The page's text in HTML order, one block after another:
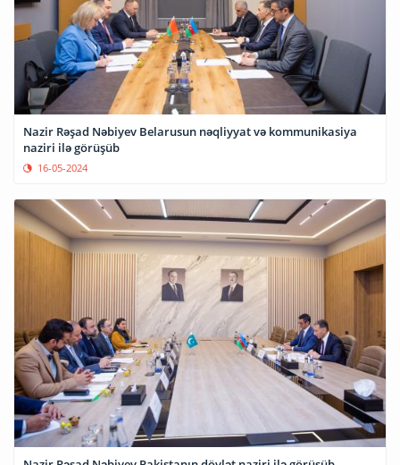
Nazir Rəşad Nəbiyev Belarusun nəqliyyat və kommunikasiya
naziri ilə görüşüb
16-05-2024